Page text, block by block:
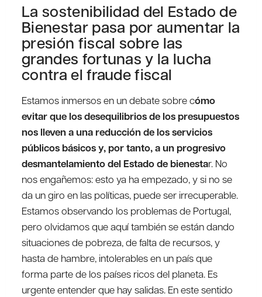
La sostenibilidad del Estado de
Bienestar pasa por aumentar la
presión fiscal sobre las
grandes fortunas y la lucha
contra el fraude fiscal
Estamos inmersos en un debate sobre cómo
evitar que los desequilibrios de los presupuestos
nos lleven a una reducción de los servicios
públicos básicos y, por tanto, a un progresivo
desmantelamiento del Estado de bienestar. No
nos engañemos: esto ya ha empezado, y si no se
da un giro en las políticas, puede ser irrecuperable.
Estamos observando los problemas de Portugal,
pero olvidamos que aquí también se están dando
situaciones de pobreza, de falta de recursos, y
hasta de hambre, intolerables en un país que
forma parte de los países ricos del planeta. Es
urgente entender que hay salidas. En este sentido